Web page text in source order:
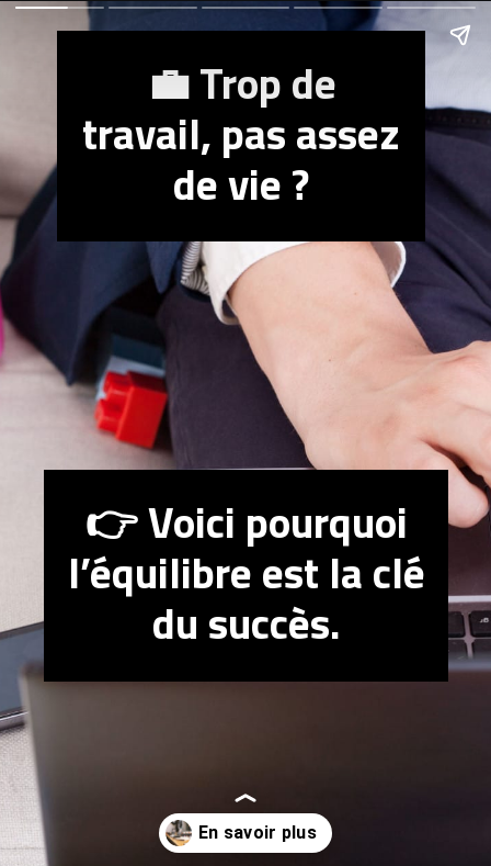
💼 Trop de
travail, pas assez
de vie ?
👉 Voici pourquoi
l’équilibre est la clé
du succès.